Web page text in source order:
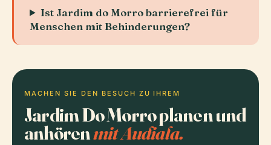
Ist Jardim do Morro barrierefrei für
Menschen mit Behinderungen?
MACHEN SIE DEN BESUCH ZU IHREM
Jardim Do Morro planen und
anhörenmit Audiala.